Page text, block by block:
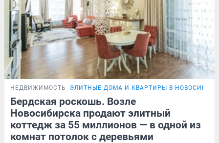
НЕДВИЖИМОСТЬ ЭЛИТНЫЕ ДОМА И КВАРТИРЫ В
Бердская роскошь. Возле
Новосибирска продают элитный
коттедж за 55 миллионов — в одной из
комнат потолок с деревьями